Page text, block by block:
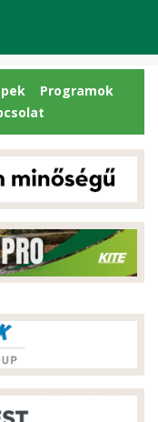
Programok